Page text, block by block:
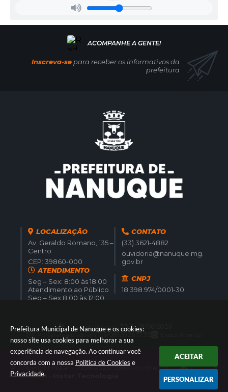
Prefeitura Municipal de Nanuque e os cookies:
nosso site usa cookies para melhorar a sua
experiência de navegação. Ao continuar você
concorda com a nossa Política de Cookies e
Privacidade.
ACEITAR
PERSONALIZAR
Inscreva-separa receber os informativos da
prefeitura
LOCALIZAÇÃO
Av. Geraldo Romano, 135 –
Centro
CEP: 39860-000
CONTATO
(33) 3621-4882
ouvidoria@nanuque.mg.
gov.br
ATENDIMENTO
Seg – Sex: 8:00 às 18:00
Atendimento ao Público
Seg – Sex 8:00 às 12:00
CNPJ
18.398.974/0001-30
Versão do Sistema: 3.5.3 - 19/06/2026
Portal atualizado em:
© Copyright Instar - 2006-2026. Todos os direitos
reservados -